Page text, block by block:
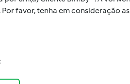
Por favor, tenha em consideração